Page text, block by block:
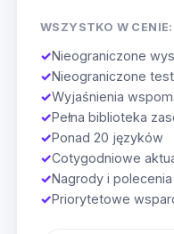
WSZYSTKO W CENIE:
✓Nieograniczone
✓Nieograniczone
✓Wyjaśnienia
✓Pełna biblioteka
✓Ponad 20 języków
✓Cotygodniowe
✓Nagrody i polecenia
✓Priorytetowe